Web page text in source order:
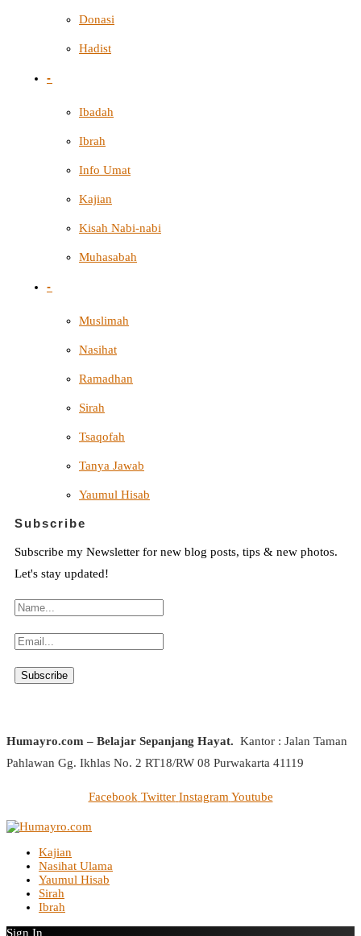
Donasi
Hadist
-
Ibadah
Ibrah
Info Umat
Kajian
Kisah Nabi-nabi
Muhasabah
-
Muslimah
Nasihat
Ramadhan
Sirah
Tsaqofah
Tanya Jawab
Yaumul Hisab
Subscribe
Subscribe my Newsletter for new blog posts, tips & new photos.
Let's stay updated!
Humayro.com – Belajar Sepanjang Hayat. Kantor : Jalan Taman
Pahlawan Gg. Ikhlas No. 2 RT18/RW 08 Purwakarta 41119
Facebook Twitter Instagram Youtube
Kajian
Nasihat Ulama
Yaumul Hisab
Sirah
Ibrah
Sign In